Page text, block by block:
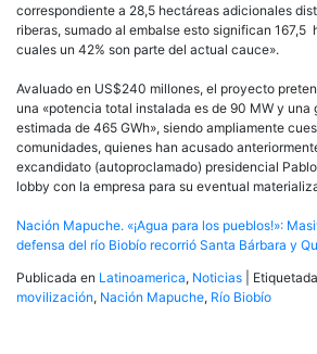
correspondiente a 28,5 hectáreas adicionales
riberas, sumado al embalse esto significan 167,5
cuales un 42% son parte del actual cauce».
Avaluado en US$240 millones, el proyecto
una «potencia total instalada es de 90 MW y una
estimada de 465 GWh», siendo ampliamente
comunidades, quienes han acusado
excandidato (autoproclamado) presidencial
lobby con la empresa para su eventual
Nación Mapuche. «¡Agua para los pueblos!»:
defensa del río Biobío recorrió Santa Bárbara y
Publicada en Latinoamerica, Noticias
movilización, Nación Mapuche, Río Biobío